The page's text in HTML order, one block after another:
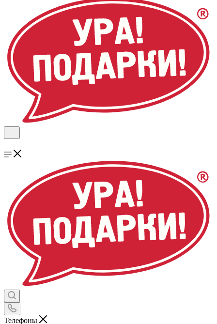
Телефоны